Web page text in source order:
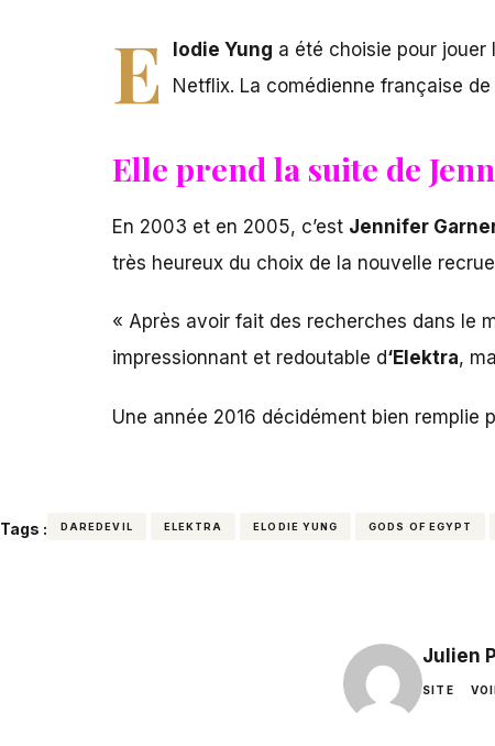
E lodie Yung a été choisie pour jouer
Netflix. La comédienne française
Elle prend la suite de
En 2003 et en 2005, c’est Jennifer
très heureux du choix de la nouvelle recrue
« Après avoir fait des recherches dans le
impressionnant et redoutable d‘Elektra,
Une année 2016 décidément bien remplie
Tags : DAREDEVIL ELEKTRA ELODIE YUNG GODS OF EGYPT
Julien
SITE